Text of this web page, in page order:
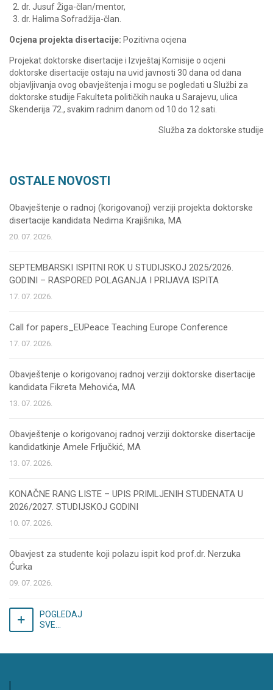
dr. Jusuf Žiga-član/mentor,
dr. Halima Sofradžija-član.
Ocjena projekta disertacije: Pozitivna ocjena
Projekat doktorske disertacije i Izvještaj Komisije o ocjeni
doktorske disertacije ostaju na uvid javnosti 30 dana od dana
objavljivanja ovog obavještenja i mogu se pogledati u Službi za
doktorske studije Fakulteta političkih nauka u Sarajevu, ulica
Skenderija 72., svakim radnim danom od 10 do 12 sati.
Služba za doktorske studije
OSTALE NOVOSTI
Obavještenje o radnoj (korigovanoj) verziji projekta doktorske
disertacije kandidata Nedima Krajišnika, MA
20. 07. 2026.
SEPTEMBARSKI ISPITNI ROK U STUDIJSKOJ 2025/2026.
GODINI – RASPORED POLAGANJA I PRIJAVA ISPITA
17. 07. 2026.
Call for papers_EUPeace Teaching Europe Conference
17. 07. 2026.
Obavještenje o korigovanoj radnoj verziji doktorske disertacije
kandidata Fikreta Mehovića, MA
13. 07. 2026.
Obavještenje o korigovanoj radnoj verziji doktorske disertacije
kandidatkinje Amele Frljučkić, MA
13. 07. 2026.
KONAČNE RANG LISTE – UPIS PRIMLJENIH STUDENATA U
2026/2027. STUDIJSKOJ GODINI
10. 07. 2026.
Obavjest za studente koji polazu ispit kod prof.dr. Nerzuka
Ćurka
09. 07. 2026.
POGLEDAJ
SVE...